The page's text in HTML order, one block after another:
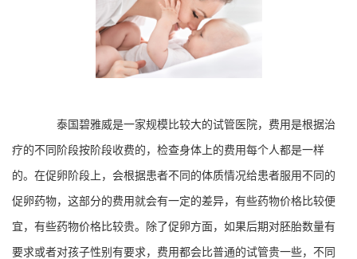
泰国碧雅威是一家规模比较大的试管医院，费用是根据治
疗的不同阶段按阶段收费的，检查身体上的费用每个人都是一样
的。在促卵阶段上，会根据患者不同的体质情况给患者服用不同的
促卵药物，这部分的费用就会有一定的差异，有些药物价格比较便
宜，有些药物价格比较贵。除了促卵方面，如果后期对胚胎数量有
要求或者对孩子性别有要求，费用都会比普通的试管贵一些，不同